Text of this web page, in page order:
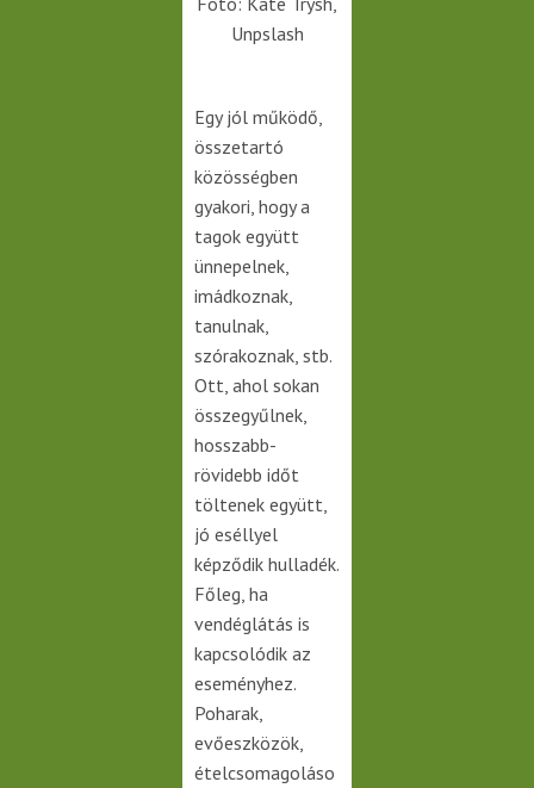
Unpslash
Egy jól működő,
összetartó
közösségben
gyakori, hogy a
tagok együtt
ünnepelnek,
imádkoznak,
tanulnak,
szórakoznak, stb.
Ott, ahol sokan
összegyűlnek,
hosszabb-
rövidebb időt
töltenek együtt,
jó eséllyel
képződik hulladék.
Főleg, ha
vendéglátás is
kapcsolódik az
eseményhez.
Poharak,
evőeszközök,
ételcsomagoláso